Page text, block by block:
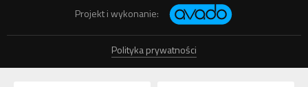
Projekt i wykonanie:
Polityka prywatności